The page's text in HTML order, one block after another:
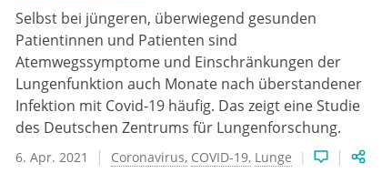
Selbst bei jüngeren, überwiegend gesunden
Patientinnen und Patienten sind
Atemwegssymptome und Einschränkungen der
Lungenfunktion auch Monate nach überstandener
Infektion mit Covid-19 häufig. Das zeigt eine Studie
des Deutschen Zentrums für Lungenforschung.
6. Apr. 2021 Coronavirus COVID-19 Lunge